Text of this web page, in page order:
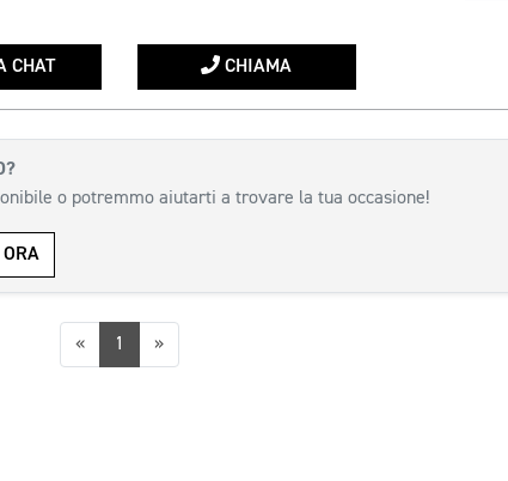
CHAT CHIAMA
o potremmo aiutarti a trovare la tua occasione!
«Precedente
1 »Successiva